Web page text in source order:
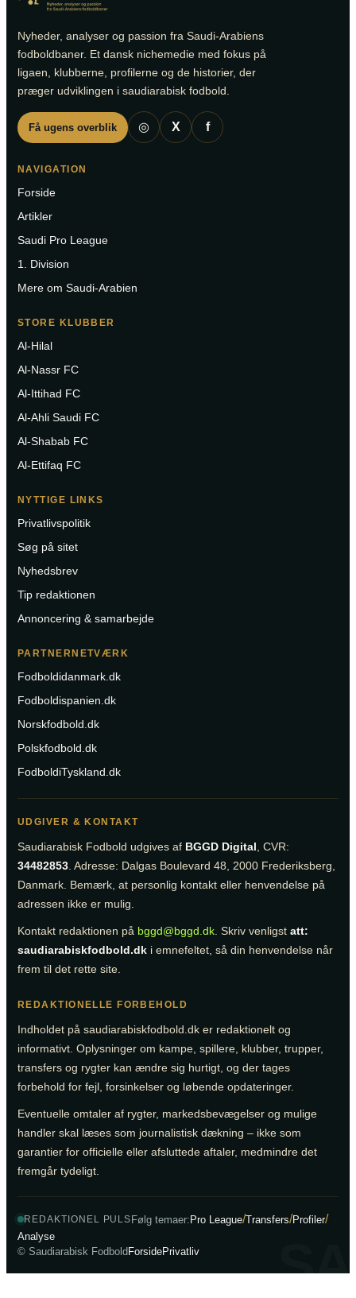
Nyheder, analyser og passion fra Saudi-Arabiens
fodboldbaner. Et dansk nichemedie med fokus på
ligaen, klubberne, profilerne og de historier, der
præger udviklingen i saudiarabisk fodbold.
Få ugens overblik ◎ X f
NAVIGATION
Forside
Artikler
Saudi Pro League
1. Division
Mere om Saudi-Arabien
STORE KLUBBER
Al-Hilal
Al-Nassr FC
Al-Ittihad FC
Al-Ahli Saudi FC
Al-Shabab FC
Al-Ettifaq FC
NYTTIGE LINKS
Privatlivspolitik
Søg på sitet
Nyhedsbrev
Tip redaktionen
Annoncering & samarbejde
PARTNERNETVÆRK
Fodboldidanmark.dk
Fodboldispanien.dk
Norskfodbold.dk
Polskfodbold.dk
FodboldiTyskland.dk
UDGIVER & KONTAKT
Saudiarabisk Fodbold udgives af BGGD Digital, CVR:
34482853. Adresse: Dalgas Boulevard 48, 2000 Frederiksberg,
Danmark. Bemærk, at personlig kontakt eller henvendelse på
adressen ikke er mulig.
Kontakt redaktionen på bggd@bggd.dk. Skriv venligst att:
saudiarabiskfodbold.dk i emnefeltet, så din henvendelse når
frem til det rette site.
REDAKTIONELLE FORBEHOLD
Indholdet på saudiarabiskfodbold.dk er redaktionelt og
informativt. Oplysninger om kampe, spillere, klubber, trupper,
transfers og rygter kan ændre sig hurtigt, og der tages
forbehold for fejl, forsinkelser og løbende opdateringer.
Eventuelle omtaler af rygter, markedsbevægelser og mulige
handler skal læses som journalistisk dækning – ikke som
garantier for officielle eller afsluttede aftaler, medmindre det
fremgår tydeligt.
REDAKTIONEL PULS Følg temaer: Pro League/Transfers/Profiler/
Analyse
© Saudiarabisk Fodbold ForsidePrivatliv